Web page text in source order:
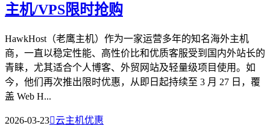
主机/VPS限时抢购
HawkHost（老鹰主机）作为一家运营多年的知名海外主机
商，一直以稳定性能、高性价比和优质客服受到国内外站长的
青睐，尤其适合个人博客、外贸网站及轻量级项目使用。如
今，他们再次推出限时优惠，从即日起持续至 3 月 27 日，覆
盖 Web H...
2026-03-23云主机优惠